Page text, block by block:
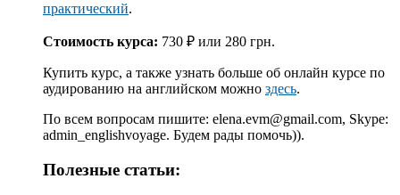
практический.
Стоимость курса: 730 ₽ или 280 грн.
Купить курс, а также узнать больше об онлайн курсе по
аудированию на английском можно здесь.
По всем вопросам пишите: elena.evm@gmail.com, Skype:
admin_englishvoyage. Будем рады помочь)).
Полезные статьи: